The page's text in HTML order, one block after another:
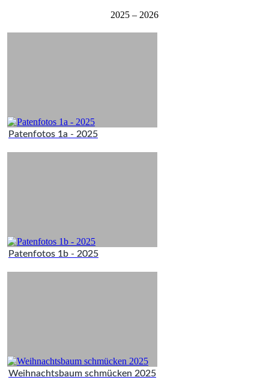
2025 – 2026
Patenfotos 1a - 2025
Patenfotos 1b - 2025
Weihnachtsbaum schmücken 2025